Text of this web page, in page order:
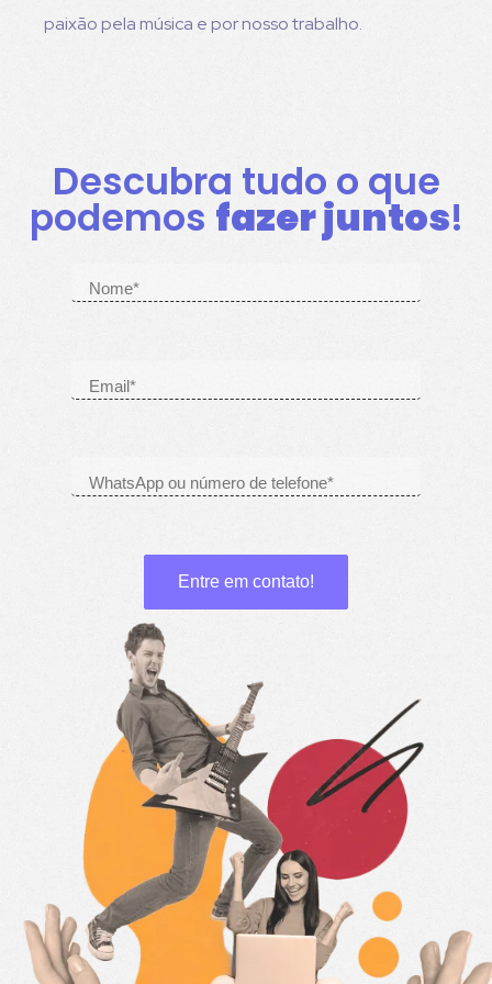
paixão pela música e por nosso trabalho.
Descubra tudo o que
podemos fazer juntos!
Entre em contato!